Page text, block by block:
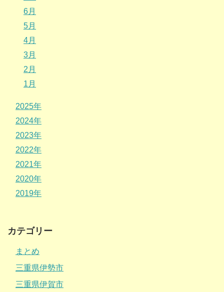
6月
5月
4月
3月
2月
1月
2025年
2024年
2023年
2022年
2021年
2020年
2019年
カテゴリー
まとめ
三重県伊勢市
三重県伊賀市